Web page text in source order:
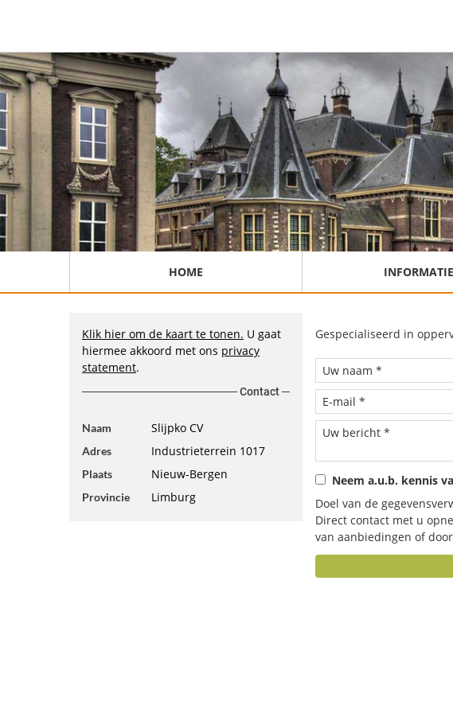
HOME INFORMATIE
Klik hier om de kaart te tonen. U gaat
hiermee akkoord met ons privacy
statement.
Contact
Naam Slijpko CV
Adres Industrieterrein 1017
Plaats Nieuw-Bergen
Provincie Limburg
Gespecialiseerd in
Neem a.u.b. kennis
Doel van de
Direct contact met u
van aanbiedingen of